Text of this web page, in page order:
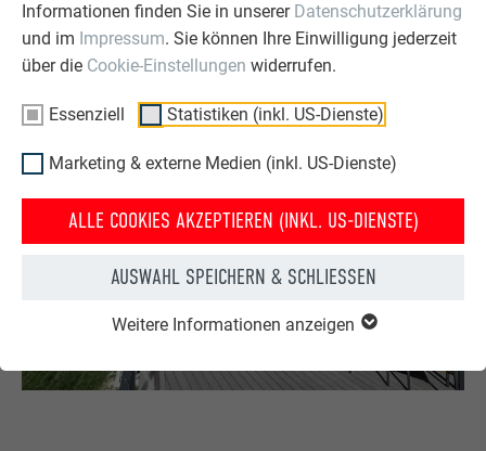
Informationen finden Sie in unserer Datenschutzerklärung
und im Impressum. Sie können Ihre Einwilligung jederzeit
über die Cookie-Einstellungen widerrufen.
Essenziell Statistiken (inkl. US-Dienste)
Marketing & externe Medien (inkl. US-Dienste)
ALLE COOKIES AKZEPTIEREN (INKL. US-DIENSTE)
AUSWAHL SPEICHERN & SCHLIESSEN
Weitere Informationen anzeigen